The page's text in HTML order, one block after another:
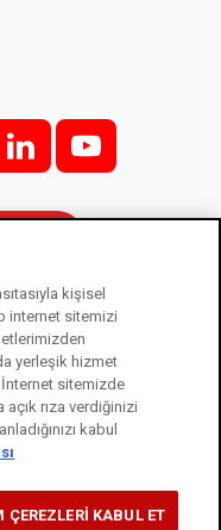
l y
© 2021
kişisel
internet sitemizi
yerleşik hizmet
İnternet sitemizde
rıza verdiğinizi
kabul
ÇEREZLERİ KABUL ET